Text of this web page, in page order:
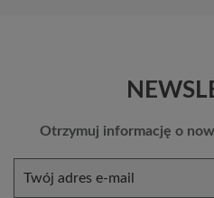
Otrzymuj informację o